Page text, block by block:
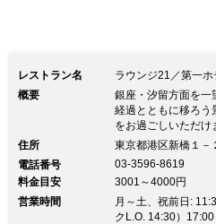
レストラン名
ラウンジ21／第一ホ
概要
銀座・汐留方面を一
経過とともに移ろう
をお過ごしいただけ
住所
東京都港区新橋１
電話番号
03-3596-8619
料金目安
3001～4000円
営業時間
月～土、祝前日:
クL.O. 14:30）